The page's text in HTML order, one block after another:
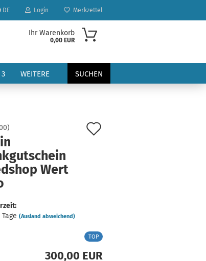
DE Login Merkzettel
Ihr Warenkorb
0,00 EUR
3 SUCHEN
WEITERE
)
Wert
Tage (Ausland abweichend)
TOP
300,00 EUR